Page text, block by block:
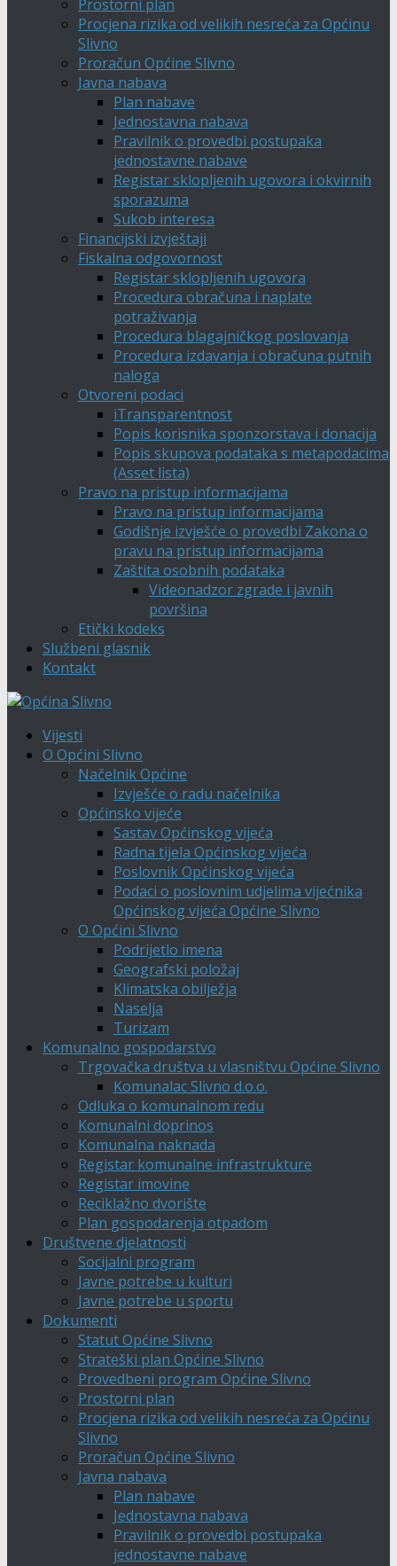
Prostorni plan
Procjena rizika od velikih nesreća za Općinu
Slivno
Proračun Općine Slivno
Javna nabava
Plan nabave
Jednostavna nabava
Pravilnik o provedbi postupaka
jednostavne nabave
Registar sklopljenih ugovora i okvirnih
sporazuma
Sukob interesa
Financijski izvještaji
Fiskalna odgovornost
Registar sklopljenih ugovora
Procedura obračuna i naplate
potraživanja
Procedura blagajničkog poslovanja
Procedura izdavanja i obračuna putnih
naloga
Otvoreni podaci
iTransparentnost
Popis korisnika sponzorstava i donacija
Popis skupova podataka s metapodacima
(Asset lista)
Pravo na pristup informacijama
Pravo na pristup informacijama
Godišnje izvješće o provedbi Zakona o
pravu na pristup informacijama
Zaštita osobnih podataka
Videonadzor zgrade i javnih
površina
Etički kodeks
Službeni glasnik
Kontakt
Vijesti
O Općini Slivno
Načelnik Općine
Izvješće o radu načelnika
Općinsko vijeće
Sastav Općinskog vijeća
Radna tijela Općinskog vijeća
Poslovnik Općinskog vijeća
Podaci o poslovnim udjelima vijećnika
Općinskog vijeća Općine Slivno
O Općini Slivno
Podrijetlo imena
Geografski položaj
Klimatska obilježja
Naselja
Turizam
Komunalno gospodarstvo
Trgovačka društva u vlasništvu Općine Slivno
Komunalac Slivno d.o.o.
Odluka o komunalnom redu
Komunalni doprinos
Komunalna naknada
Registar komunalne infrastrukture
Registar imovine
Reciklažno dvorište
Plan gospodarenja otpadom
Društvene djelatnosti
Socijalni program
Javne potrebe u kulturi
Javne potrebe u sportu
Dokumenti
Statut Općine Slivno
Strateški plan Općine Slivno
Provedbeni program Općine Slivno
Prostorni plan
Procjena rizika od velikih nesreća za Općinu
Slivno
Proračun Općine Slivno
Javna nabava
Plan nabave
Jednostavna nabava
Pravilnik o provedbi postupaka
jednostavne nabave